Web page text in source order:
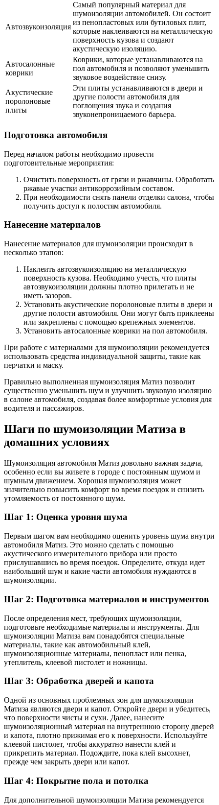
Автозвукоизоляция
Самый популярный материал для
шумоизоляции автомобилей. Он состоит
из пенопластовых или бутиловых плит,
которые наклеиваются на металлическую
поверхность кузова и создают
акустическую изоляцию.
Автосалонные
коврики
Коврики, которые устанавливаются на
пол автомобиля и позволяют уменьшить
звуковое воздействие снизу.
Акустические
поролоновые
плиты
Эти плиты устанавливаются в двери и
другие полости автомобиля для
поглощения звука и создания
звуконепроницаемого барьера.
Подготовка автомобиля
Перед началом работы необходимо провести
подготовительные мероприятия:
Очистить поверхность от грязи и ржавчины. Обработать
ржавые участки антикоррозийным составом.
При необходимости снять панели отделки салона, чтобы
получить доступ к полостям автомобиля.
Нанесение материалов
Нанесение материалов для шумоизоляции происходит в
несколько этапов:
Наклеить автозвукоизоляцию на металлическую
поверхность кузова. Необходимо учесть, что плиты
автозвукоизоляции должны плотно прилегать и не
иметь зазоров.
Установить акустические поролоновые плиты в двери и
другие полости автомобиля. Они могут быть приклеены
или закреплены с помощью крепежных элементов.
Установить автосалонные коврики на пол автомобиля.
При работе с материалами для шумоизоляции рекомендуется
использовать средства индивидуальной защиты, такие как
перчатки и маску.
Правильно выполненная шумоизоляция Матиз позволит
существенно уменьшить шум и улучшить звуковую изоляцию
в салоне автомобиля, создавая более комфортные условия для
водителя и пассажиров.
Шаги по шумоизоляции Матиза в
домашних условиях
Шумоизоляция автомобиля Матиз довольно важная задача,
особенно если вы живете в городе с постоянным шумом и
шумным движением. Хорошая шумоизоляция может
значительно повысить комфорт во время поездок и снизить
утомляемость от постоянного шума.
Шаг 1: Оценка уровня шума
Первым шагом вам необходимо оценить уровень шума внутри
автомобиля Матиз. Это можно сделать с помощью
акустического измерительного прибора или просто
прислушавшись во время поездок. Определите, откуда идет
наибольший шум и какие части автомобиля нуждаются в
шумоизоляции.
Шаг 2: Подготовка материалов и инструментов
После определения мест, требующих шумоизоляции,
подготовьте необходимые материалы и инструменты. Для
шумоизоляции Матиза вам понадобятся специальные
материалы, такие как автомобильный клей,
шумоизоляционные материалы, пенопласт или пенка,
утеплитель, клеевой пистолет и ножницы.
Шаг 3: Обработка дверей и капота
Одной из основных проблемных зон для шумоизоляции
Матиза являются двери и капот. Откройте двери и убедитесь,
что поверхности чисты и сухи. Далее, нанесите
шумоизоляционный материал на внутреннюю сторону дверей
и капота, плотно прижимая его к поверхности. Используйте
клеевой пистолет, чтобы аккуратно нанести клей и
прикрепить материал. Подождите, пока клей высохнет,
прежде чем закрыть двери или капот.
Шаг 4: Покрытие пола и потолка
Для дополнительной шумоизоляции Матиза рекомендуется